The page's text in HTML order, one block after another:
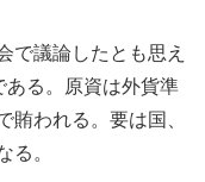
で議論したとも思え
ある。原資は外貨準
賄われる。要は国、
る。